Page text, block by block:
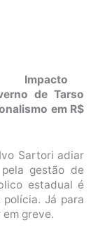
Impacto
de Tarso
em R$
Sartori adiar
gestão de
estadual é
Já para
greve.